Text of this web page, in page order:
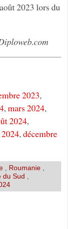
2023 lors du
2023,
, mars 2024,
2024,
, décembre
, Roumanie ,
du Sud ,